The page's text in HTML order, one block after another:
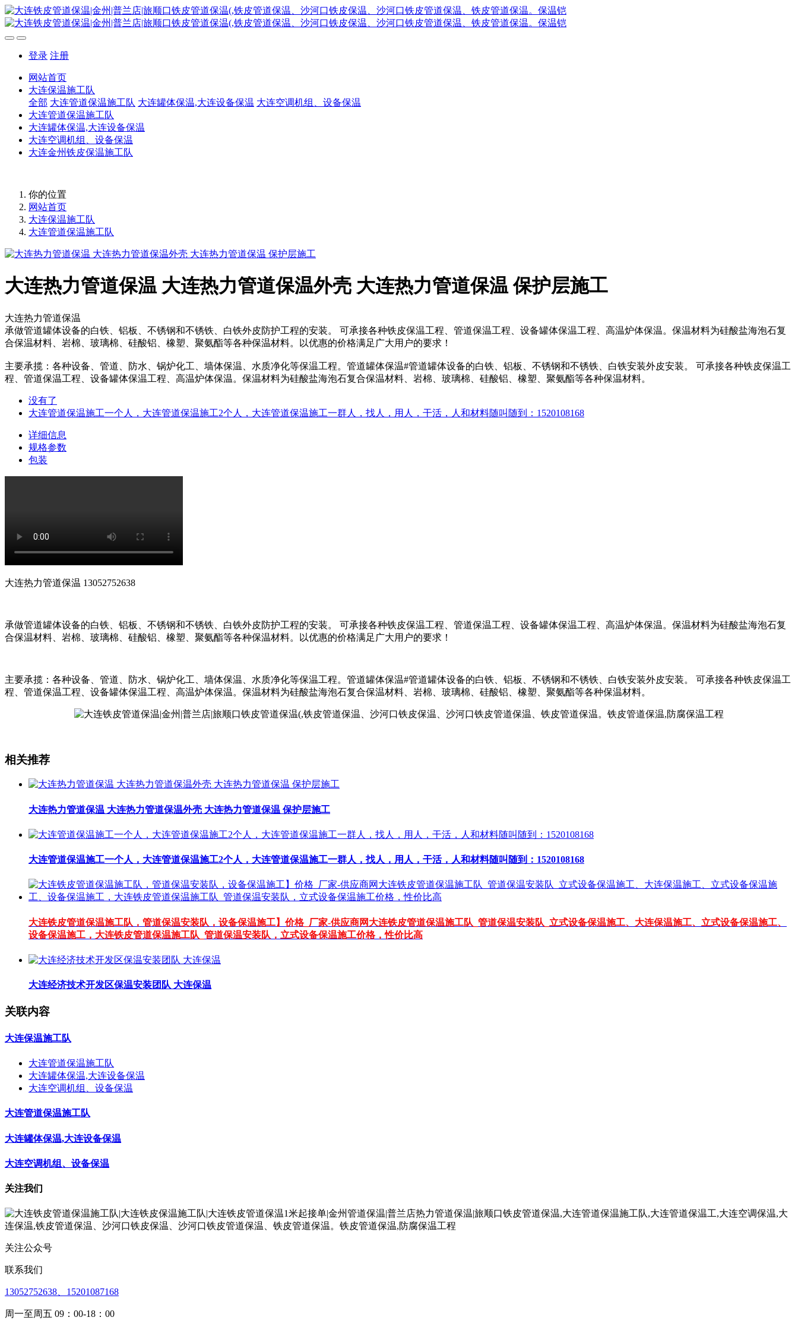
登录 注册
网站首页
大连保温施工队
全部 大连管道保温施工队 大连罐体保温,大连设备保温 大连空调机组、设备保温
大连管道保温施工队
大连罐体保温,大连设备保温
大连空调机组、设备保温
大连金州铁皮保温施工队
你的位置
网站首页
大连保温施工队
大连管道保温施工队
大连热力管道保温 大连热力管道保温外壳 大连热力管道保温 保护层施工
大连热力管道保温
承做管道罐体设备的白铁、铝板、不锈钢和不锈铁、白铁外皮防护工程的安装。 可承接各种铁皮保温工程、管道保温工程、设备罐体保温工程、高温炉体保温。保温材料为硅酸盐海泡石复
合保温材料、岩棉、玻璃棉、硅酸铝、橡塑、聚氨酯等各种保温材料。以优惠的价格满足广大用户的要求！
主要承揽：各种设备、管道、防水、锅炉化工、墙体保温、水质净化等保温工程。管道罐体保温#管道罐体设备的白铁、铝板、不锈钢和不锈铁、白铁安装外皮安装。 可承接各种铁皮保温工
程、管道保温工程、设备罐体保温工程、高温炉体保温。保温材料为硅酸盐海泡石复合保温材料、岩棉、玻璃棉、硅酸铝、橡塑、聚氨酯等各种保温材料。
没有了
大连管道保温施工一个人，大连管道保温施工2个人，大连管道保温施工一群人，找人，用人，干活，人和材料随叫随到：1520108168
详细信息
规格参数
包装
大连热力管道保温 13052752638
承做管道罐体设备的白铁、铝板、不锈钢和不锈铁、白铁外皮防护工程的安装。 可承接各种铁皮保温工程、管道保温工程、设备罐体保温工程、高温炉体保温。保温材料为硅酸盐海泡石复
合保温材料、岩棉、玻璃棉、硅酸铝、橡塑、聚氨酯等各种保温材料。以优惠的价格满足广大用户的要求！
主要承揽：各种设备、管道、防水、锅炉化工、墙体保温、水质净化等保温工程。管道罐体保温#管道罐体设备的白铁、铝板、不锈钢和不锈铁、白铁安装外皮安装。 可承接各种铁皮保温工
程、管道保温工程、设备罐体保温工程、高温炉体保温。保温材料为硅酸盐海泡石复合保温材料、岩棉、玻璃棉、硅酸铝、橡塑、聚氨酯等各种保温材料。
相关推荐
大连热力管道保温 大连热力管道保温外壳 大连热力管道保温 保护层施工
大连管道保温施工一个人，大连管道保温施工2个人，大连管道保温施工一群人，找人，用人，干活，人和材料随叫随到：1520108168
大连铁皮管道保温施工队，管道保温安装队，设备保温施工】价格_厂家-供应商网大连铁皮管道保温施工队_管道保温安装队_立式设备保温施工、大连保温施工、立式设备保温施工、
设备保温施工，大连铁皮管道保温施工队_管道保温安装队，立式设备保温施工价格，性价比高
大连经济技术开发区保温安装团队 大连保温
关联内容
大连保温施工队
大连管道保温施工队
大连罐体保温,大连设备保温
大连空调机组、设备保温
大连管道保温施工队
大连罐体保温,大连设备保温
大连空调机组、设备保温
关注我们
关注公众号
联系我们
13052752638、15201087168
周一至周五 09：00-18：00